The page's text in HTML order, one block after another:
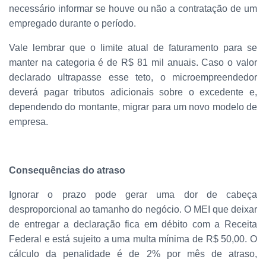
necessário informar se houve ou não a contratação de um
empregado durante o período.
Vale lembrar que o limite atual de faturamento para se
manter na categoria é de R$ 81 mil anuais. Caso o valor
declarado ultrapasse esse teto, o microempreendedor
deverá pagar tributos adicionais sobre o excedente e,
dependendo do montante, migrar para um novo modelo de
empresa.
Consequências do atraso
Ignorar o prazo pode gerar uma dor de cabeça
desproporcional ao tamanho do negócio. O MEI que deixar
de entregar a declaração fica em débito com a Receita
Federal e está sujeito a uma multa mínima de R$ 50,00. O
cálculo da penalidade é de 2% por mês de atraso,